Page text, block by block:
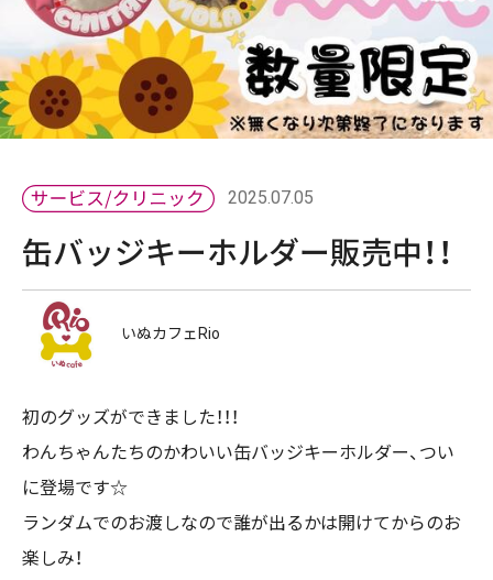
2025.07.05
缶バッジキーホルダー販売中！！
いぬカフェRio
初のグッズができました！！！
わんちゃんたちのかわいい缶バッジキーホルダー、つい
に登場です☆
ランダムでのお渡しなので誰が出るかは開けてからのお
楽しみ！